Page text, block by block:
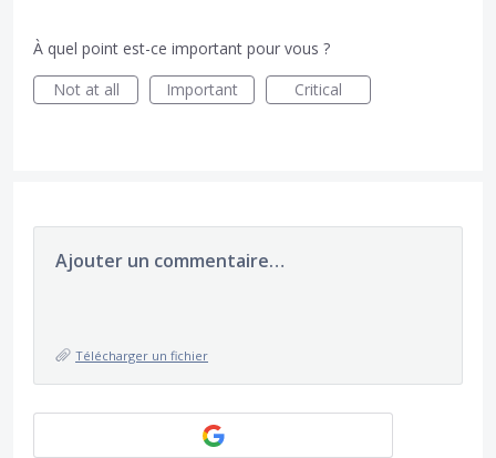
À quel point est-ce important pour vous ?
Not at all
Important Critical
Ajouter un commentaire…
Télécharger un fichier